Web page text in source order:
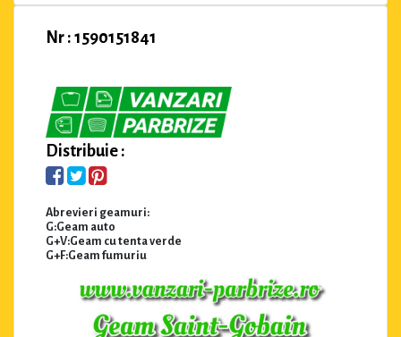
Nr : 1590151841
Distribuie :
Abrevieri geamuri:
G:Geam auto
G+V:Geam cu tenta verde
G+F:Geam fumuriu